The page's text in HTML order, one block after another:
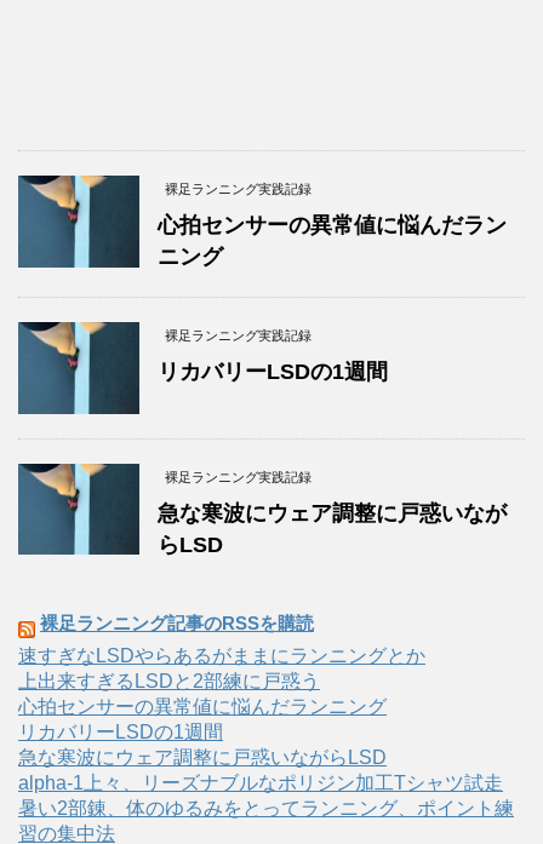
裸足ランニング実践記録
心拍センサーの異常値に悩んだラン
ニング
裸足ランニング実践記録
リカバリーLSDの1週間
裸足ランニング実践記録
急な寒波にウェア調整に戸惑いなが
らLSD
裸足ランニング記事のRSSを購読
速すぎなLSDやらあるがままにランニングとか
上出来すぎるLSDと2部練に戸惑う
心拍センサーの異常値に悩んだランニング
リカバリーLSDの1週間
急な寒波にウェア調整に戸惑いながらLSD
alpha-1上々、リーズナブルなポリジン加工Tシャツ試走
暑い2部錬、体のゆるみをとってランニング、ポイント練
習の集中法